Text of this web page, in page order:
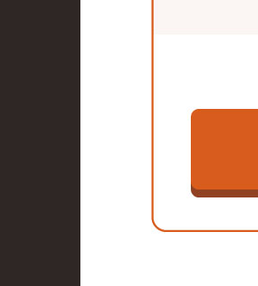
「Nagasaki
とつでした。
つつ排水でき